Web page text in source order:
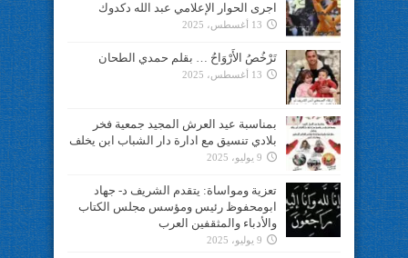
اجرى الحوار الإعلامي عبد الله دكدوك
13 أغسطس، 2025
تَرْخُصُ الأَرْوَاحُ … بقلم حمدي الطحان
13 أغسطس، 2025
بمناسبة عيد العرش المجيد جمعية فخر
بلادي تنسيق مع ادارة دار الشباب ابن يخلف
9 يوليو، 2025
تعزية ومواساة: يتقدم الشريف د- جهاد
ابومحفوظ رئيس ومؤسس مجلس الكتاب
والأدباء والمثقفين العرب
9 يوليو، 2025